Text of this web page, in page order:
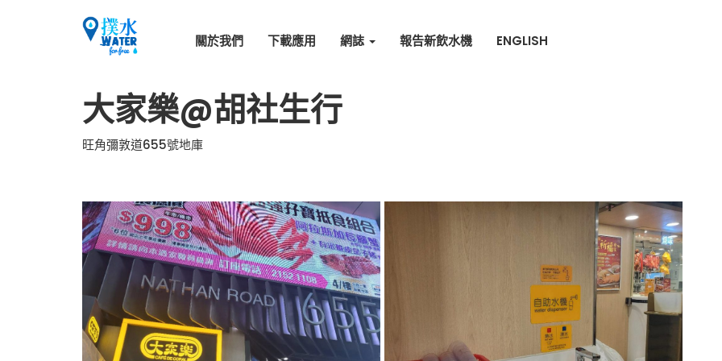
關於我們 下載應用 網誌 報告新飲水機 ENGLISH
大家樂@胡社生行
旺角彌敦道655號地庫